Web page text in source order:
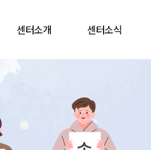
센터소개
조직도
센터소식
활동앨범